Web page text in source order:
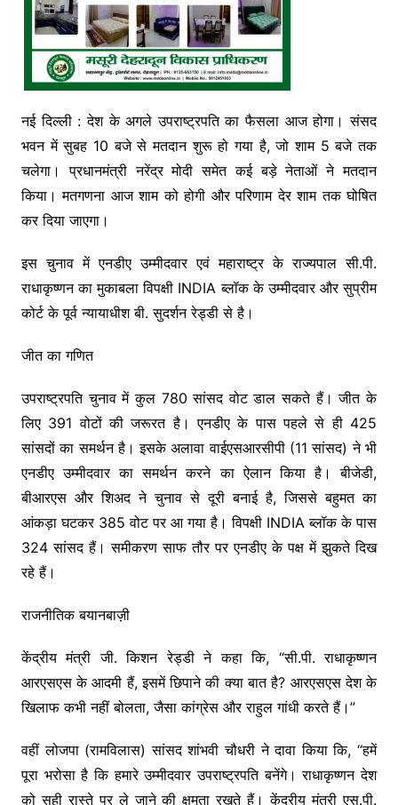
नई दिल्ली : देश के अगले उपराष्ट्रपति का फैसला आज होगा। संसद
भवन में सुबह 10 बजे से मतदान शुरू हो गया है, जो शाम 5 बजे तक
चलेगा। प्रधानमंत्री नरेंद्र मोदी समेत कई बड़े नेताओं ने मतदान
किया। मतगणना आज शाम को होगी और परिणाम देर शाम तक घोषित
कर दिया जाएगा।
इस चुनाव में एनडीए उम्मीदवार एवं महाराष्ट्र के राज्यपाल सी.पी.
राधाकृष्णन का मुकाबला विपक्षी INDIA ब्लॉक के उम्मीदवार और सुप्रीम
कोर्ट के पूर्व न्यायाधीश बी. सुदर्शन रेड्डी से है।
जीत का गणित
उपराष्ट्रपति चुनाव में कुल 780 सांसद वोट डाल सकते हैं। जीत के
लिए 391 वोटों की जरूरत है। एनडीए के पास पहले से ही 425
सांसदों का समर्थन है। इसके अलावा वाईएसआरसीपी (11 सांसद) ने भी
एनडीए उम्मीदवार का समर्थन करने का ऐलान किया है। बीजेडी,
बीआरएस और शिअद ने चुनाव से दूरी बनाई है, जिससे बहुमत का
आंकड़ा घटकर 385 वोट पर आ गया है। विपक्षी INDIA ब्लॉक के पास
324 सांसद हैं। समीकरण साफ तौर पर एनडीए के पक्ष में झुकते दिख
रहे हैं।
राजनीतिक बयानबाज़ी
केंद्रीय मंत्री जी. किशन रेड्डी ने कहा कि, “सी.पी. राधाकृष्णन
आरएसएस के आदमी हैं, इसमें छिपाने की क्या बात है? आरएसएस देश के
खिलाफ कभी नहीं बोलता, जैसा कांग्रेस और राहुल गांधी करते हैं।”
वहीं लोजपा (रामविलास) सांसद शांभवी चौधरी ने दावा किया कि, “हमें
पूरा भरोसा है कि हमारे उम्मीदवार उपराष्ट्रपति बनेंगे। राधाकृष्णन देश
को सही रास्ते पर ले जाने की क्षमता रखते हैं। केंद्रीय मंत्री एस.पी.